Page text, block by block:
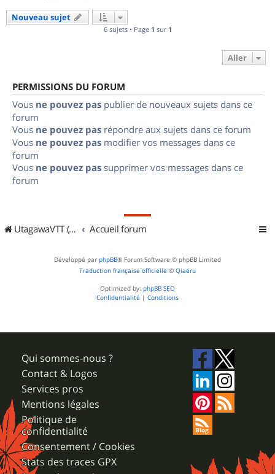
Nouveau sujet
6 sujets • Page 1 sur 1
Aller
PERMISSIONS DU FORUM
Vous ne pouvez pas publier de nouveaux sujets dans ce
forum
Vous ne pouvez pas répondre aux sujets dans ce forum
Vous ne pouvez pas modifier vos messages dans ce
forum
Vous ne pouvez pas supprimer vos messages dans ce
forum
UtagawaVTT (Randos VTT et VTTAE avec traces GPS) Accueil forum
Développé par phpBB® Forum Software © phpBB Limited
Traduction française officielle © Qiaeru
Optimized by: phpBB SEO
Confidentialité | Conditions
Qui sommes-nous ?
Contact & Logos
Services pros
Mentions légales
Politique de
confidentialité
Consentement / Cookies
Stats des traces GPX